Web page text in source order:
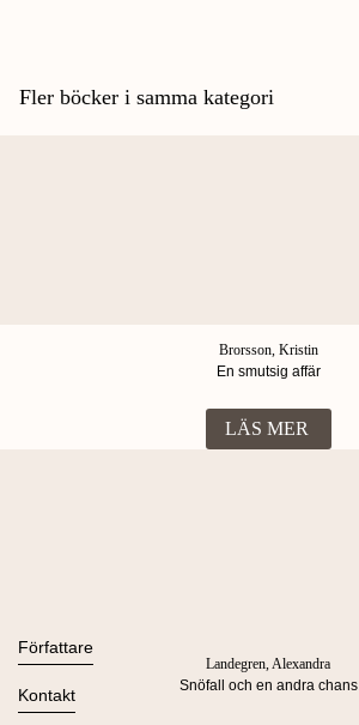
Fler böcker i samma kategori
Brorsson, Kristin
En smutsig affär
LÄS MER
Landegren, Alexandra
Snöfall och en andra chans
Alla böcker
Ljudböcker
Nyheter
Författare
Se alla
Kontakt